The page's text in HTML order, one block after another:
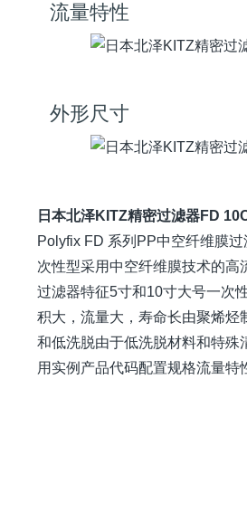
流量特性
外形尺寸
日本北泽KITZ精密过滤器FD
Polyfix FD 系列PP中空纤维膜
次性型采用中空纤维膜技术的高
过滤器特征5寸和10寸大号一次
积大，流量大，寿命长由聚烯烃
和低洗脱由于低洗脱材料和特殊
用实例产品代码配置规格流量